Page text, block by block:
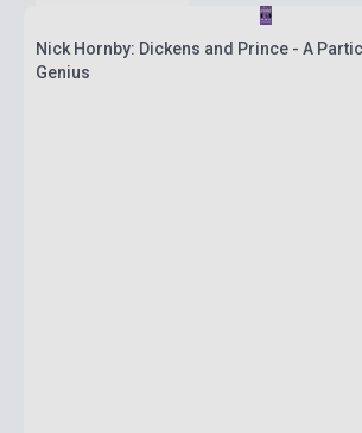
Nick Hornby: Dickens and Prince - A
Genius